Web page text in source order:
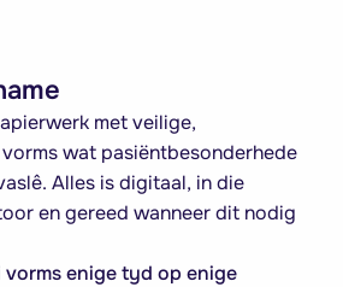
met veilige,
wat pasiëntbesonderhede
Alles is digitaal, in die
en gereed wanneer dit nodig
enige tyd op enige